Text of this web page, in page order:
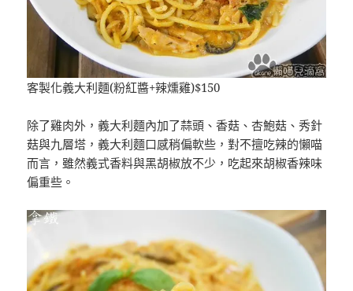
客製化義大利麵(粉紅醬+辣燻雞)$150
除了雞肉外，義大利麵內加了蒜頭、香菇、杏鮑菇、秀針
菇與九層塔，義大利麵口感稍偏軟些，對不擅吃辣的懶喵
而言，雖然義式香料與黑胡椒放不少，吃起來胡椒香辣味
偏重些。